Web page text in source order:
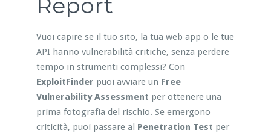
Report
Vuoi capire se il tuo sito, la tua web app o le tue
API hanno vulnerabilità critiche, senza perdere
tempo in strumenti complessi? Con
ExploitFinder puoi avviare un Free
Vulnerability Assessment per ottenere una
prima fotografia del rischio. Se emergono
criticità, puoi passare al Penetration Test per